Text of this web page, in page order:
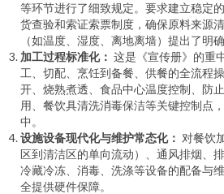
等环节进行了细致规定。要求建立稳定
货查验和索证索票制度，确保原料来源
（如温度、湿度、离地离墙）提出了明
加工过程标准化： 这是《宣传册》的重
工、切配、烹饪到备餐、供餐的全流程
开、烧熟煮透、食品中心温度控制、防
用、餐饮具清洗消毒保洁等关键控制点
中。
设施设备现代化与维护常态化： 对餐饮
区到清洁区的单向流动）、通风排烟、
冷藏冷冻、消毒、洗涤等设备的配备与
全提供硬件保障。